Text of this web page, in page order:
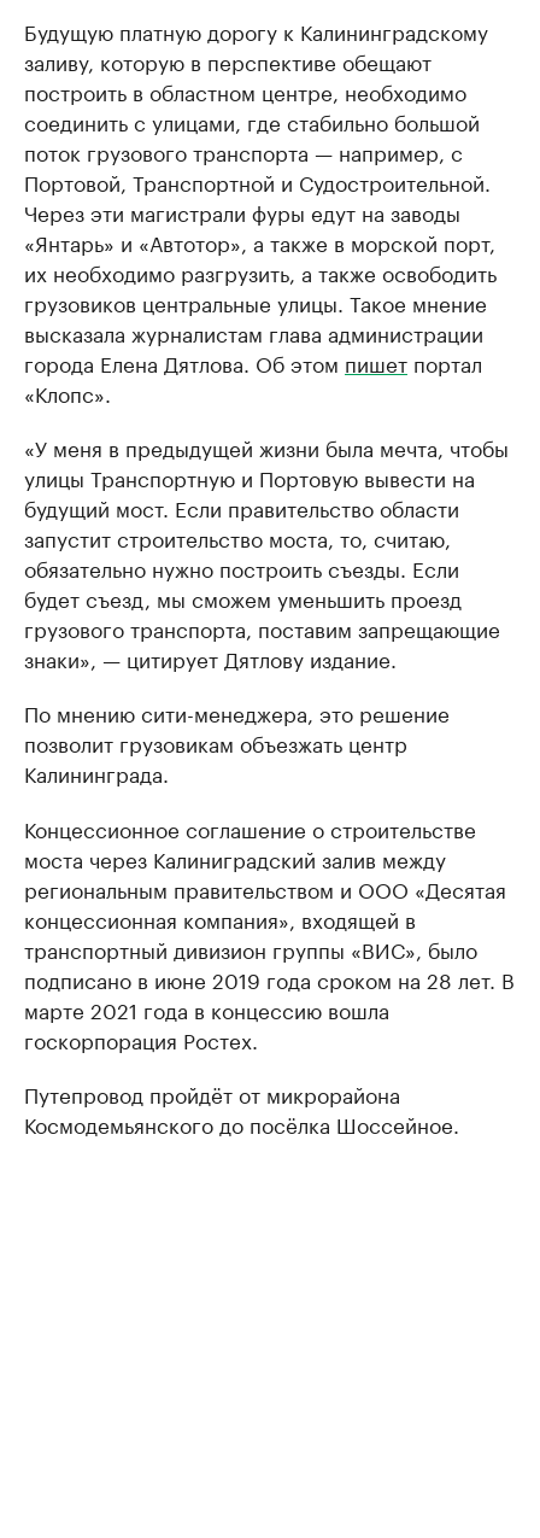
Будущую платную дорогу к Калининградскому
заливу, которую в перспективе обещают
построить в областном центре, необходимо
соединить с улицами, где стабильно большой
поток грузового транспорта — например, c
Портовой, Транспортной и Судостроительной.
Через эти магистрали фуры едут на заводы
«Янтарь» и «Автотор», а также в морской порт,
их необходимо разгрузить, а также освободить
грузовиков центральные улицы. Такое мнение
высказала журналистам глава администрации
города Елена Дятлова. Об этом пишет портал
«Клопс».
«У меня в предыдущей жизни была мечта, чтобы
улицы Транспортную и Портовую вывести на
будущий мост. Если правительство области
запустит строительство моста, то, считаю,
обязательно нужно построить съезды. Если
будет съезд, мы сможем уменьшить проезд
грузового транспорта, поставим запрещающие
знаки», — цитирует Дятлову издание.
По мнению сити-менеджера, это решение
позволит грузовикам объезжать центр
Калининграда.
Концессионное соглашение о строительстве
моста через Калиниградский залив между
региональным правительством и ООО «Десятая
концессионная компания», входящей в
транспортный дивизион группы «ВИС», было
подписано в июне 2019 года сроком на 28 лет. В
марте 2021 года в концессию вошла
госкорпорация Ростех.
Путепровод пройдёт от микрорайона
Космодемьянского до посёлка Шоссейное.